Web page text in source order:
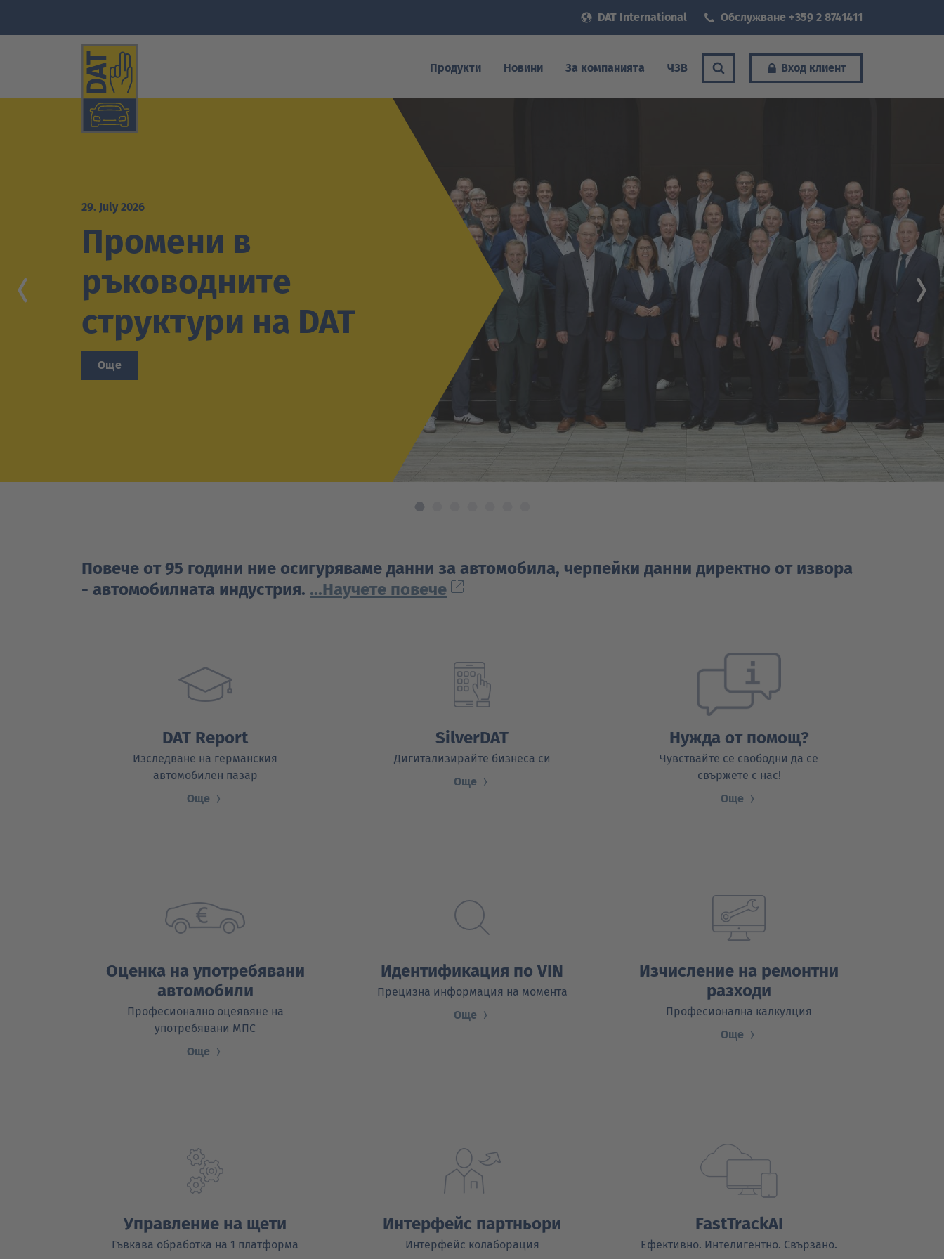
DAT International Обслужване +359 2 8741411
Продукти Новини За компанията ЧЗВ Вход клиент
29. July 2026
Промени в
ръководните
структури на DAT
Oще
Повече от 95 години ние осигуряваме данни за автомобила, черпейки данни директно от извора
- автомобилната индустрия. ...Научете повече
DAT Report
Изследване на германския
автомобилен пазар
Още
SilverDAT
Дигитализирайте бизнеса си
Още
Нужда от помощ?
Чувствайте се свободни да се
свържете с нас!
Още
Оценка на употребявани
автомобили
Професионално оцеявяне на
употребявани МПС
Още
Идентификация по VIN
Прецизна информация на момента
Още
Изчисление на ремонтни
разходи
Професионална калкулция
Още
Управление на щети
Гъвкава обработка на 1 платформа
Интерфейс партньори
Интерфейс колаборация
FastTrackAI
Ефективно. Интелигентно. Свързано.